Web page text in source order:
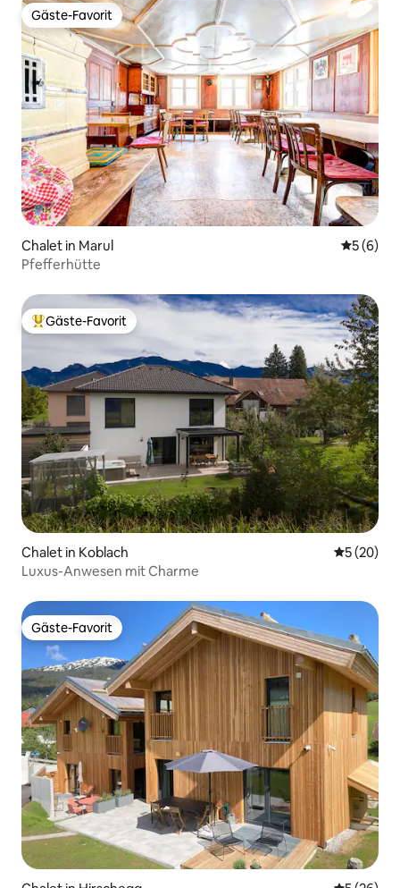
Gäste-Favorit
Gäste-Favorit
Chalet in Marul
5 (6)
Pfefferhütte
Beliebter Gäste-Favorit.
Gäste-Favorit
Chalet in Koblach
5 (20)
Luxus-Anwesen mit Charme
Gäste-Favorit
Gäste-Favorit